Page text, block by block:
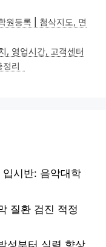
원등록 | 첨삭지도, 면
, 영업시간, 고객센터
정리
시반: 음악대학
질환 검진 적정